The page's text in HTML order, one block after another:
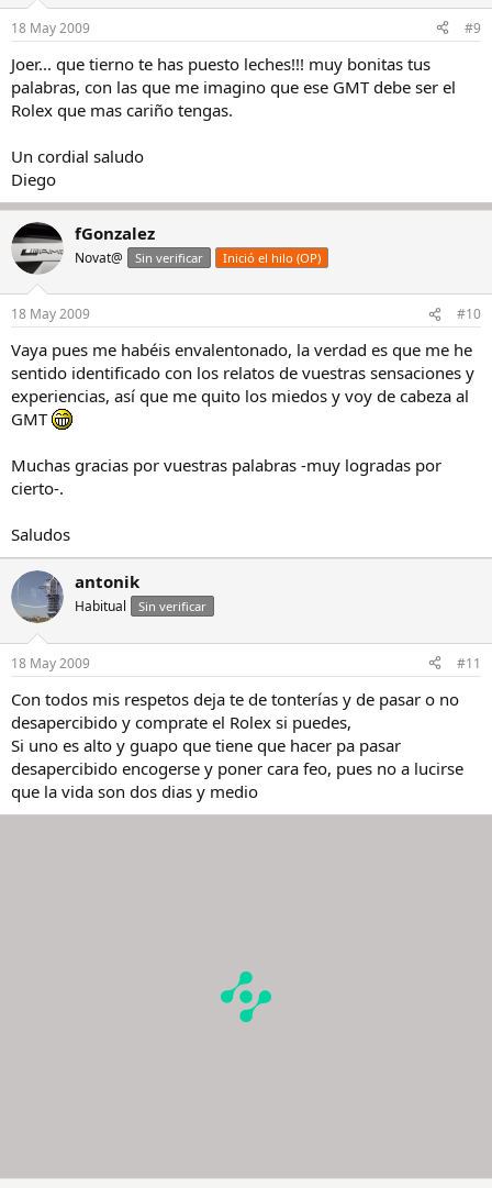
18 May 2009 #9
Joer... que tierno te has puesto leches!!! muy bonitas tus
palabras, con las que me imagino que ese GMT debe ser el
Rolex que mas cariño tengas.
Un cordial saludo
Diego
fGonzalez
Novat@ Sin verificar Inició el hilo (OP)
18 May 2009 #10
Vaya pues me habéis envalentonado, la verdad es que me he
sentido identificado con los relatos de vuestras sensaciones y
experiencias, así que me quito los miedos y voy de cabeza al
GMT
Muchas gracias por vuestras palabras -muy logradas por
cierto-.
Saludos
antonik
Habitual Sin verificar
18 May 2009 #11
Con todos mis respetos deja te de tonterías y de pasar o no
desapercibido y comprate el Rolex si puedes,
Si uno es alto y guapo que tiene que hacer pa pasar
desapercibido encogerse y poner cara feo, pues no a lucirse
que la vida son dos dias y medio